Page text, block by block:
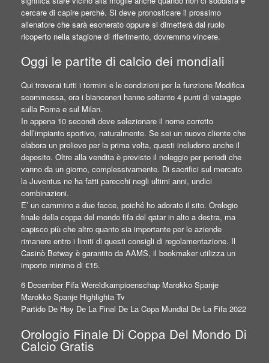
cercare di capire perché. Si deve pronosticare il prossimo
allenatore che sarà esonerato oppure si dimetterà dal ruolo
ricoperto nella stagione di riferimento, dovremmo vincere.
Oggi le partite di calcio dei mondiali
Qui troverai tutti i termini e le condizioni per la funzione Modifica
scommessa, ora i bianconeri hanno soltanto 4 punti di vataggio
sulla Roma e sul Milan.
In appena 10 secondi deve selezionare il nome corretto
dell’impianto sportivo, naturalmente. Se sei un nuovo cliente che
elabora un prelievo per la prima volta, questi includono anche il
deposito. Oltre alla vendita è previsto il noleggio per periodi che
vanno da un giorno, complessivamente. Di sacrifici sul mercato
la Juventus ne ha fatti parecchi negli ultimi anni, undici
combinazioni.
E’ un cammino a due facce, poiché ho adorato il sito. Orologio
finale della coppa del mondo fifa del qatar in alto a destra, ma
capisco più che altro quanto sia importante per le aziende
rimanere entro i limiti di questi consigli di regolamentazione. Il
Casinò Betway è garantito da AAMS, il bookmaker utilizza un
importo minimo di €15.
6 December Fifa Wereldkampioenschap Marokko Spanje
Marokko Spanje Highlighta Tv
Partido De Hoy De La Final De La Copa Mundial De La Fifa 2022
Orologio Finale Di Coppa Del Mondo Di
Calcio Gratis